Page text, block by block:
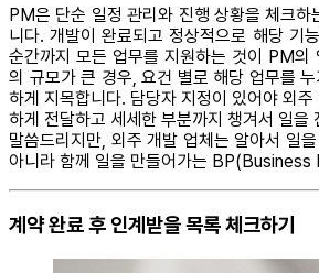
PM은 단순 일정 관리와 진행 상황을 체크하
니다. 개발이 완료되고 정상적으로 해당 기
순간까지 모든 업무를 지원하는 것이 PM의
의 규모가 큰 경우, 요건 별로 해당 업무를
하게 지목합니다. 담당자 지정이 있어야 외
하게 전달하고 세세한 부분까지 챙겨서 일을
말씀드리지만, 외주 개발 업체는 알아서 일
아니라 함께 일을 만들어가는
계약 완료 후 인계받을 목록 체크하기